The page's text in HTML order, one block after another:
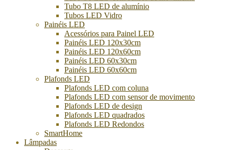
Tubo T8 LED de alumínio
Tubos LED Vidro
Painéis LED
Acessórios para Painel LED
Painéis LED 120x30cm
Painéis LED 120x60cm
Painéis LED 60x30cm
Painéis LED 60x60cm
Plafonds LED
Plafonds LED com coluna
Plafonds LED com sensor de movimento
Plafonds LED de design
Plafonds LED quadrados
Plafonds LED Redondos
SmartHome
Lâmpadas